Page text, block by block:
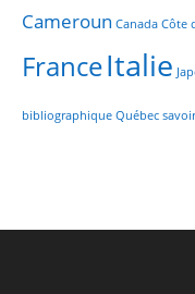
Cameroun Canada Côte
FranceItalie
bibliographique Québec